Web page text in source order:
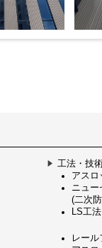
工法・技
アスロ
ニュー
(二次
LS工法
レー